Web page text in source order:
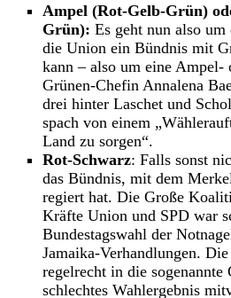
Ampel (Rot-Gelb-Grün)
Grün): Es geht nun also
die Union ein Bündnis mit
kann – also um eine
Grünen-Chefin Annalena
drei hinter Laschet und
spach von einem
Land zu sorgen“.
Rot-Schwarz: Falls sonst
das Bündnis, mit dem
regiert hat. Die Große
Kräfte Union und SPD war
Bundestagswahl der
Jamaika-Verhandlungen.
regelrecht in die
schlechtes Wahlergebnis